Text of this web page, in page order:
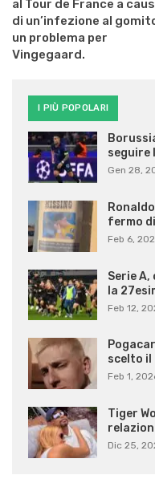
al Tour de France a
di un’infezione al
un problema per
Vingegaard.
I PIÙ POPOLARI
Gen 28,
fermo
Feb 6,
Serie
la
Feb 12,
scelto il
Feb 1,
Tiger
Dic 25,